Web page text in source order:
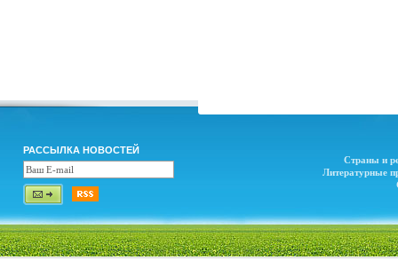
РАССЫЛКА НОВОСТЕЙ
Страны и
Литературные